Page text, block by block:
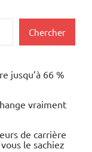
Chercher
jusqu’à 66 %
vraiment
de carrière
le sachiez